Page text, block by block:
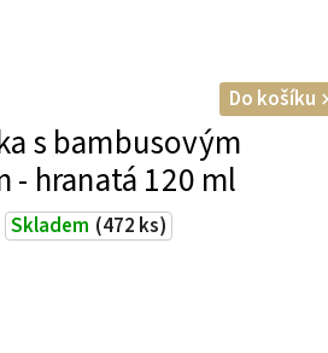
s bambusovým
- hranatá 120 ml
Skladem (472 ks)
Do košíku